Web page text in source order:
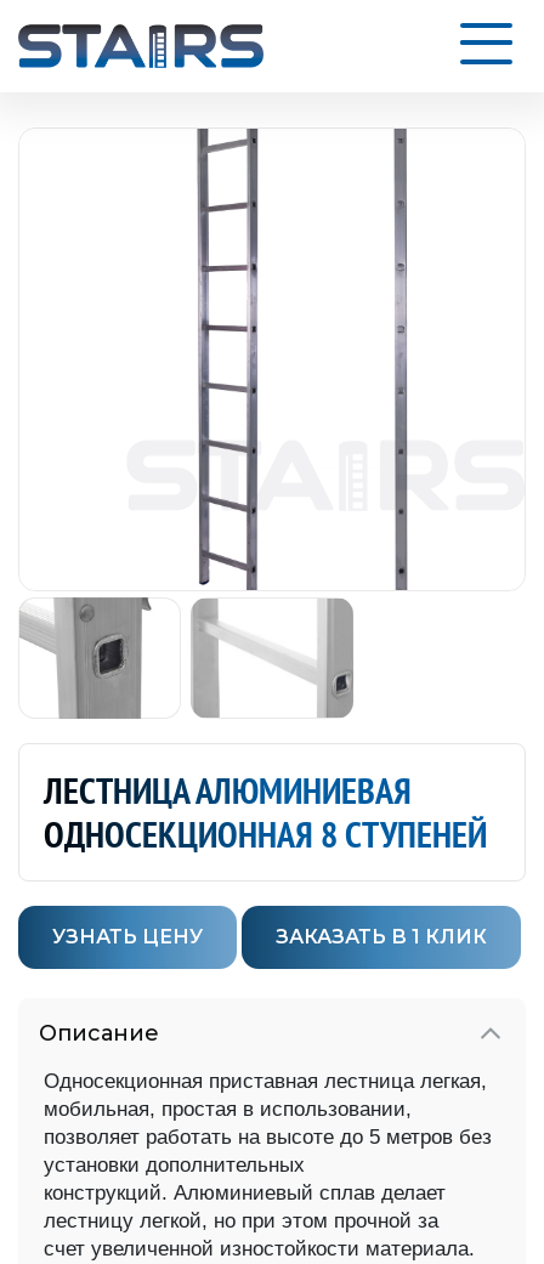
ЛЕСТНИЦА АЛЮМИНИЕВАЯ
ОДНОСЕКЦИОННАЯ 8 СТУПЕНЕЙ
УЗНАТЬ ЦЕНУ ЗАКАЗАТЬ В 1 КЛИК
Описание
Односекционная приставная лестница легкая,
мобильная, простая в использовании,
позволяет работать на высоте до 5 метров без
установки дополнительных
конструкций. Алюминиевый сплав делает
лестницу легкой, но при этом прочной за
счет увеличенной изностойкости материала.